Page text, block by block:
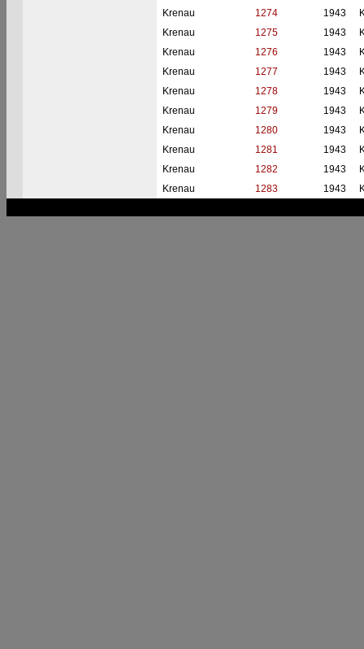
Krenau
1274 1943
Krenau
1275 1943
Krenau
1276 1943
Krenau
1277 1943
Krenau
1278 1943
Krenau
1279 1943
Krenau
1280 1943
Krenau
1281 1943
Krenau
1282 1943
Krenau
1283 1943